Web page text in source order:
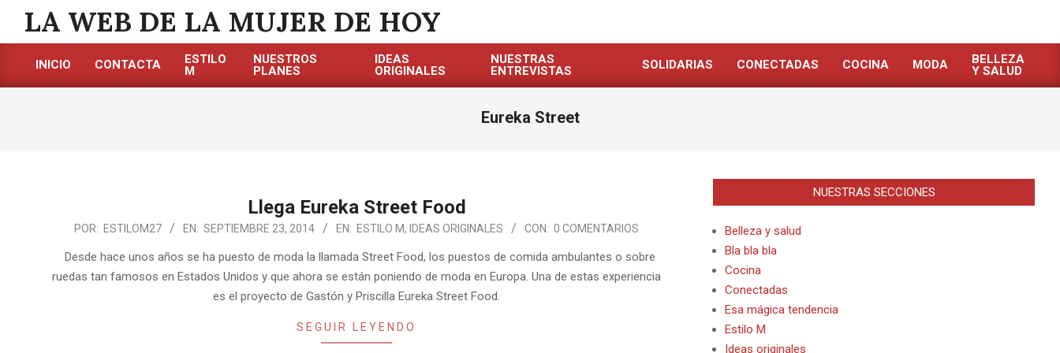
contenido
LA WEB DE LA MUJER DE HOY
INICIO CONTACTA
ESTILO
M
NUESTROS
PLANES
IDEAS
ORIGINALES
NUESTRAS
ENTREVISTAS
SOLIDARIAS CONECTADAS COCINA MODA
BELLEZA
Y SALUD
Eureka Street
Llega Eureka Street Food
2014-POR: ESTILOM27 EN: SEPTIEMBRE 23, 2014 EN: ESTILO M, IDEAS ORIGINALES CON: 0 COMENTARIOS
Desde hace unos años se ha puesto de moda la llamada Street Food, los puestos de comida ambulantes o sobre
ruedas tan famosos en Estados Unidos y que ahora se están poniendo de moda en Europa. Una de estas experiencia
es el proyecto de Gastón y Priscilla Eureka Street Food.
SEGUIR LEYENDO
NUESTRAS SECCIONES
Belleza y salud
Bla bla bla
Cocina
Conectadas
Esa mágica tendencia
Estilo M
Ideas originales